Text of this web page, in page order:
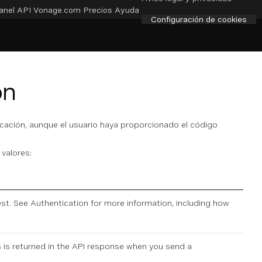
API Vonage.com Precios Ayuda
Configuración de cookies
aunque el usuario haya proporcionado el código
See Authentication for more information, including how
returned in the API response when you send a